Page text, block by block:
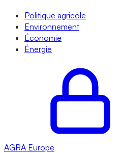
Politique agricole
Environnement
Économie
Énergie
AGRA Europe